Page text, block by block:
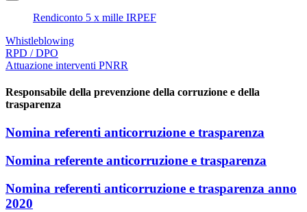
Rendiconto 5 x mille IRPEF
Whistleblowing
RPD / DPO
Attuazione interventi PNRR
Responsabile della prevenzione della corruzione e della
trasparenza
Nomina referenti anticorruzione e trasparenza
Nomina referente anticorruzione e trasparenza
Nomina referenti anticorruzione e trasparenza anno
2020